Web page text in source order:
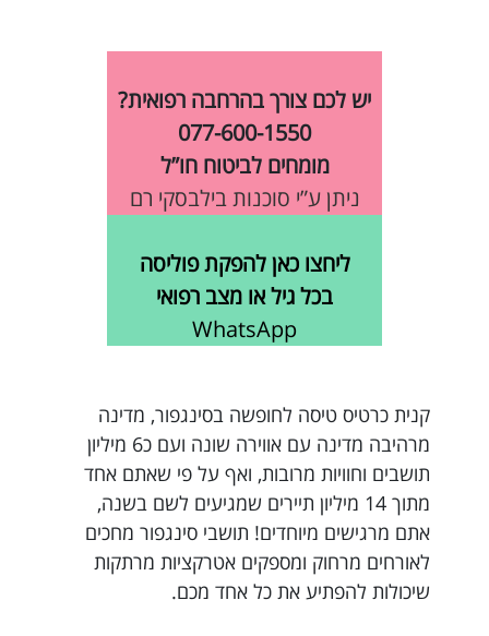
יש לכם צורך בהרחבה רפואית?
077-600-1550
מומחים לביטוח חו”ל
ניתן ע”י סוכנות בילבסקי רם
ליחצו כאן להפקת פוליסה
בכל גיל או מצב רפואי
WhatsApp
קנית כרטיס טיסה לחופשה בסינגפור, מדינה
מרהיבה מדינה עם אווירה שונה ועם כ6 מיליון
תושבים וחוויות מרובות, ואף על פי שאתם אחד
מתוך 14 מיליון תיירים שמגיעים לשם בשנה,
אתם מרגישים מיוחדים! תושבי סינגפור מחכים
לאורחים מרחוק ומספקים אטרקציות מרתקות
שיכולות להפתיע את כל אחד מכם.